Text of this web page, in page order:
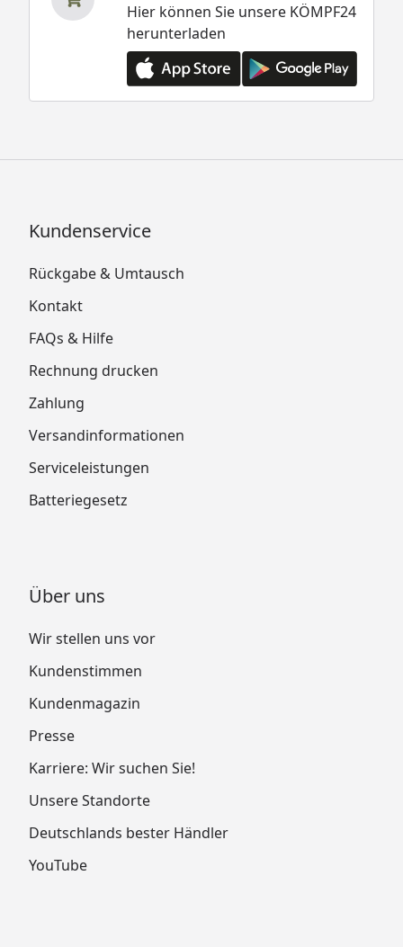
Hier können Sie unsere KÖMPF24
herunterladen
Kundenservice
Rückgabe & Umtausch
Kontakt
FAQs & Hilfe
Rechnung drucken
Zahlung
Versandinformationen
Serviceleistungen
Batteriegesetz
Über uns
Wir stellen uns vor
Kundenstimmen
Kundenmagazin
Presse
Karriere: Wir suchen Sie!
Unsere Standorte
Deutschlands bester Händler
YouTube